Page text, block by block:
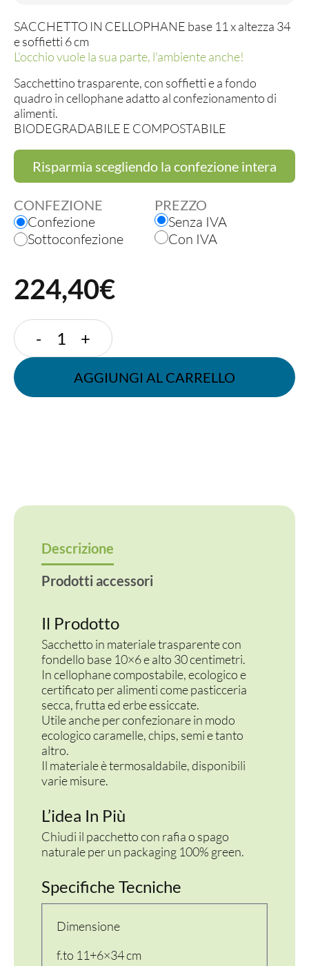
SACCHETTO IN CELLOPHANE base 11 x altezza 34
e soffietti 6 cm
L'occhio vuole la sua parte, l'ambiente anche!
Sacchettino trasparente, con soffietti e a fondo
quadro in cellophane adatto al confezionamento di
alimenti.
BIODEGRADABILE E COMPOSTABILE
Risparmia scegliendo la confezione intera
CONFEZIONE PREZZO
Confezione
Sottoconfezione
Senza IVA
Con IVA
224,40€
-
Sacchetto
11+6x34
fondo
+
AGGIUNGI AL CARRELLO
Descrizione
Prodotti accessori
Il Prodotto
Sacchetto in materiale trasparente con
fondello base 10×6 e alto 30 centimetri.
In cellophane compostabile, ecologico e
certificato per alimenti come pasticceria
secca, frutta ed erbe essiccate.
Utile anche per confezionare in modo
ecologico caramelle, chips, semi e tanto
altro.
Il materiale è termosaldabile, disponibili
varie misure.
L’idea In Più
Chiudi il pacchetto con rafia o spago
naturale per un packaging 100% green.
Specifiche Tecniche
Dimensione
f.to 11+6×34 cm